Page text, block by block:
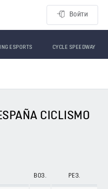
Войти
ESPORTS CYCLE SPEEDWAY
CICLISMO
ВОЗ. РЕЗ.